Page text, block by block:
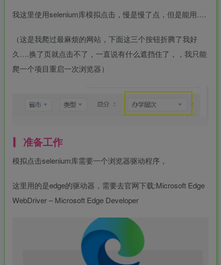
我这里使用selenium库模拟点击，慢是慢了点，但是能用….
（这是我爬过最麻烦的网站，下面这三个按钮折腾了我好
久….换了页就点击不了，一直说有什么遮挡住了，，我只能
爬一个项目重启一次浏览器）
准备工作
模拟点击selenium库需要一个浏览器驱动程序，
这里用的是edge的驱动器，需要去官网下载:Microsoft Edge
WebDriver – Microsoft Edge Developer